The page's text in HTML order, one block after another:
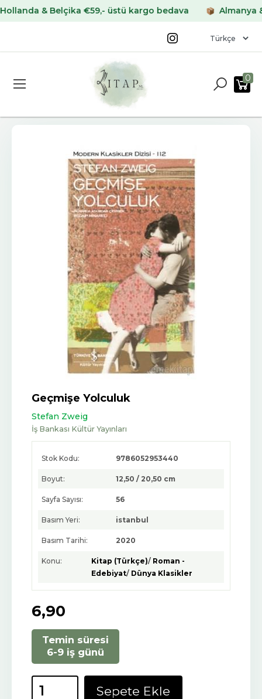
& Belçika €59,- üstü kargo bedava Almanya &
0
Geçmişe Yolculuk
Stefan Zweig
İş Bankası Kültür Yayınları
Stok Kodu: 9786052953440
Boyut: 12,50 / 20,50 cm
Sayfa Sayısı: 56
Basım Yeri: istanbul
Basım Tarihi: 2020
Konu: Kitap (Türkçe)/ Roman -
Edebiyat/ Dünya Klasikler
6,90
Temin süresi
6-9 iş günü
Sepete Ekle